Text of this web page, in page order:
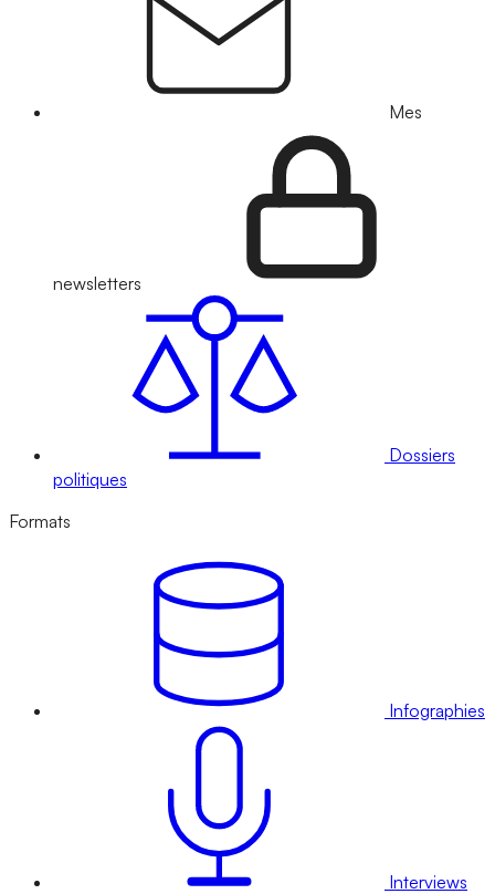
Mes
newsletters
Dossiers
politiques
Formats
Infographies
Interviews